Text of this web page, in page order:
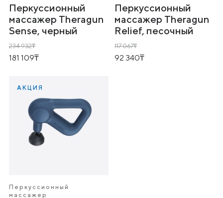
Перкуссионный
массажер Theragun
Sense, черный
234 932
181 109
Перкуссионный
массажер Theragun
Relief, песочный
117 067
92 340
АКЦИЯ
Перкуссионный
массажер